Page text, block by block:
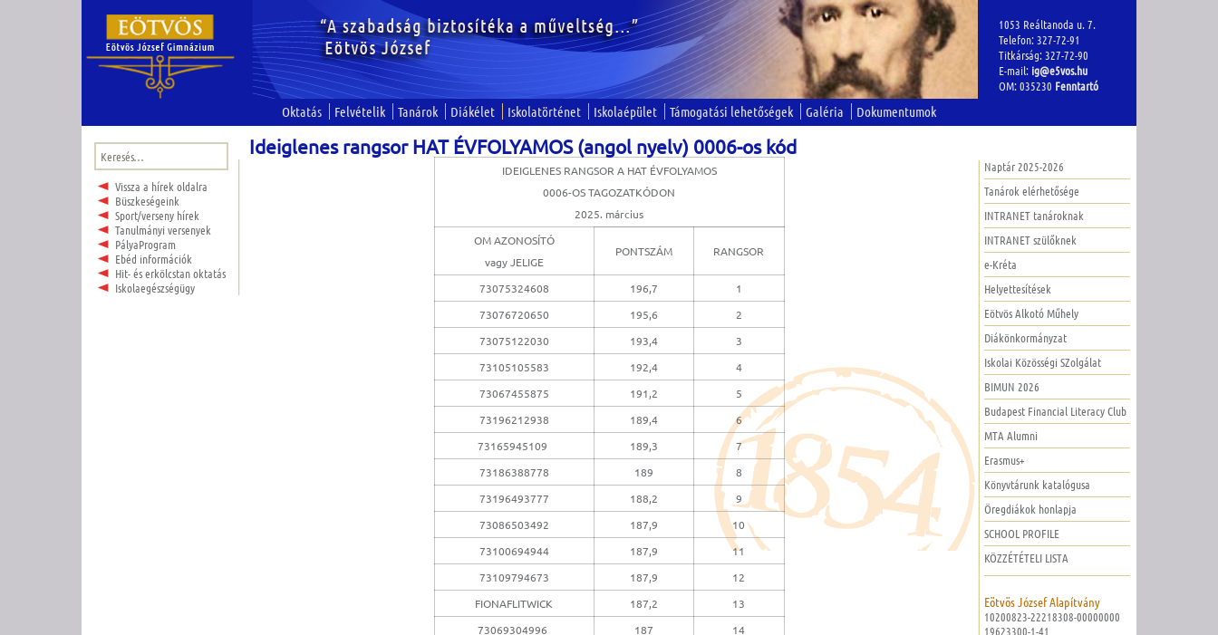
1053 Reáltanoda u. 7.
Telefon: 327-72-91
Titkárság: 327-72-90
E-mail: ig@e5vos.hu
OM: 035230 Fenntartó
Oktatás Felvételik Tanárok Diákélet Iskolatörténet Iskolaépület Támogatási lehetőségek Galéria Dokumentumok
Keresés:
Vissza a hírek oldalra
Büszkeségeink
Sport/verseny hírek
Tanulmányi versenyek
PályaProgram
Ebéd információk
Hit- és erkölcstan oktatás
Iskolaegészségügy
Ideiglenes rangsor HAT ÉVFOLYAMOS (angol nyelv) 0006-os kód
IDEIGLENES RANGSOR A HAT ÉVFOLYAMOS
0006-OS TAGOZATKÓDON
2025. március
OM AZONOSÍTÓ
vagy JELIGE
PONTSZÁM RANGSOR
73075324608 196,7
1
73076720650
195,6
2
73075122030
193,4
3
73105105583
192,4
4
73067455875
191,2
5
73196212938
189,4
6
73165945109
189,3
7
73186388778
189
8
73196493777
188,2
9
73086503492
187,9
10
73100694944
187,9
11
73109794673
187,9
12
FIONAFLITWICK
187,2
13
73069304996
187
14
Naptár 2025-2026
Tanárok elérhetősége
INTRANET tanároknak
INTRANET szülőknek
e-Kréta
Helyettesítések
Eötvös Alkotó Műhely
Diákönkormányzat
Iskolai Közösségi SZolgálat
BIMUN 2026
Budapest Financial Literacy Club
MTA Alumni
Erasmus+
Könyvtárunk katalógusa
Öregdiákok honlapja
SCHOOL PROFILE
KÖZZÉTÉTELI LISTA
Eötvös József Alapítvány
10200823-22218308-00000000
19623300-1-41